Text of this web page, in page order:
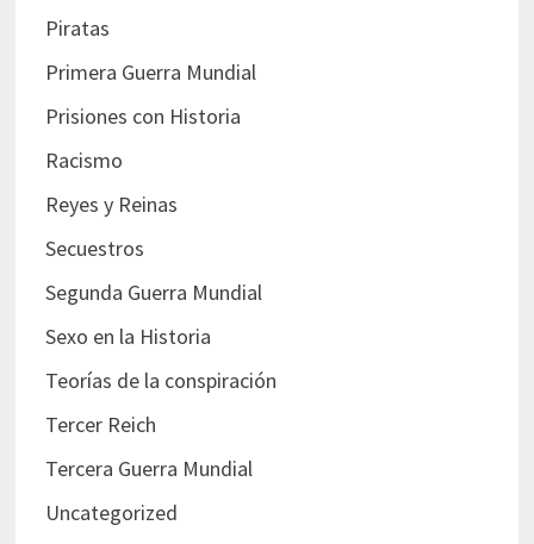
Piratas
Primera Guerra Mundial
Prisiones con Historia
Racismo
Reyes y Reinas
Secuestros
Segunda Guerra Mundial
Sexo en la Historia
Teorías de la conspiración
Tercer Reich
Tercera Guerra Mundial
Uncategorized